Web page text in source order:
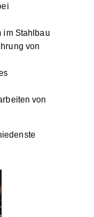
im Stahlbau
von
von